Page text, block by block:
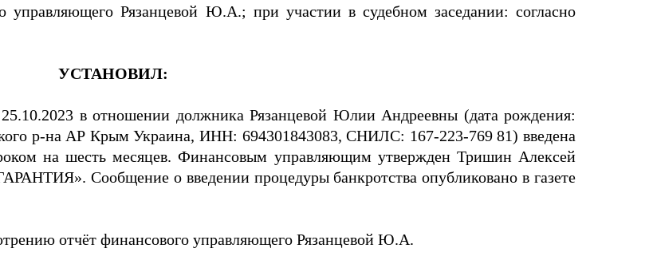
управляющего Рязанцевой Ю.А.; при участии в судебном заседании: согласно
УСТАНОВИЛ:
в отношении должника Рязанцевой Юлии Андреевны (дата рождения:
р-на АР Крым Украина, ИНН: 694301843083, СНИЛС: 167-223-769 81) введена
на шесть месяцев. Финансовым управляющим утвержден Тришин Алексей
Сообщение о введении процедуры банкротства опубликовано в газете
отчёт финансового управляющего Рязанцевой Ю.А.